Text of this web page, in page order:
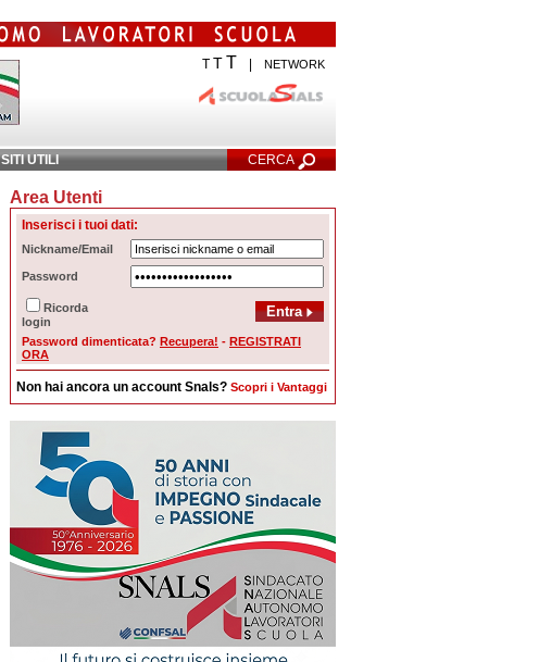
T TT NETWORK
SITI UTILI CERCA
Ricerca Avanzata
Area Utenti
Inserisci i tuoi dati:
Nickname/Email
Password
Ricorda
login
Password dimenticata? Recupera! - REGISTRATI
ORA
Non hai ancora un account Snals? Scopri i Vantaggi